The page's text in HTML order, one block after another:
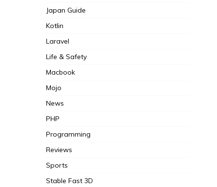
Japan Guide
Kotlin
Laravel
Life & Safety
Macbook
Mojo
News
PHP
Programming
Reviews
Sports
Stable Fast 3D